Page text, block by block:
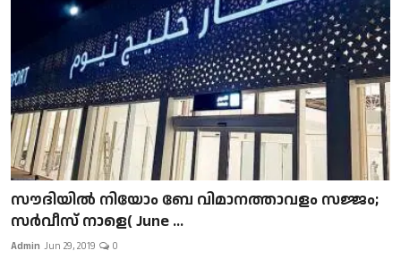
സൗദിയിൽ നിയോം ബേ വിമാനത്താവളം സജ്ജം;
സർവീസ് നാളെ( June ...
Admin Jun 29, 2019 0